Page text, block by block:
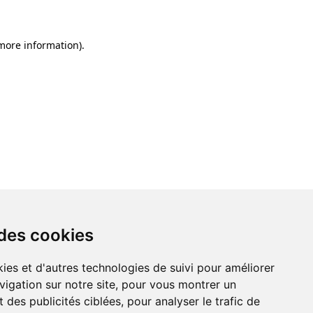
cookies
et d'autres technologies de suivi pour améliorer
sur notre site, pour vous montrer un
des publicités ciblées, pour analyser le trafic de
information).